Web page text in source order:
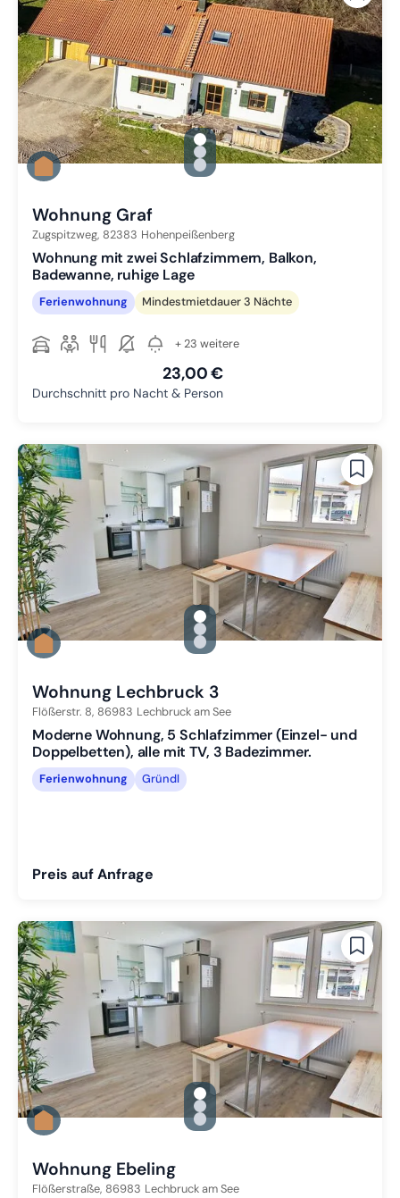
gallery.slide_selector
Zu Slide 1 wechseln
Zu Slide 2 wechseln
Zu Slide 3 wechseln
Wohnung Graf
Zugspitzweg, 82383 Hohenpeißenberg
Wohnung mit zwei Schlafzimmern, Balkon,
Badewanne, ruhige Lage
Ferienwohnung Mindestmietdauer 3 Nächte
+ 23 weitere
23,00 €
Durchschnitt pro Nacht & Person
gallery.slide_selector
Zu Slide 1 wechseln
Zu Slide 2 wechseln
Zu Slide 3 wechseln
Wohnung Lechbruck 3
Flößerstr. 8, 86983 Lechbruck am See
Moderne Wohnung, 5 Schlafzimmer (Einzel- und
Doppelbetten), alle mit TV, 3 Badezimmer.
Ferienwohnung Gründl
Preis auf Anfrage
gallery.slide_selector
Zu Slide 1 wechseln
Zu Slide 2 wechseln
Zu Slide 3 wechseln
Wohnung Ebeling
Flößerstraße, 86983 Lechbruck am See